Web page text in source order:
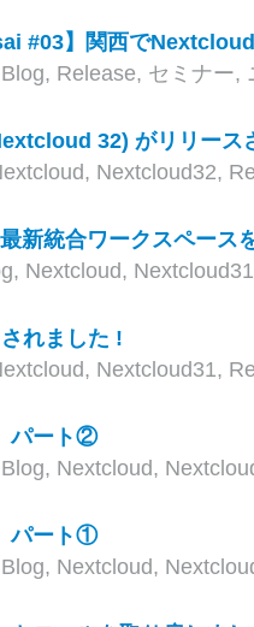
#03】関西でNextcloud
Blog, Release, セミナー,
32) がリリース
, Nextcloud32,
新統合ワークスペース
, Nextcloud, Nextcloud31
れました !
, Nextcloud31,
パート②
Blog, Nextcloud,
パート①
Blog, Nextcloud,